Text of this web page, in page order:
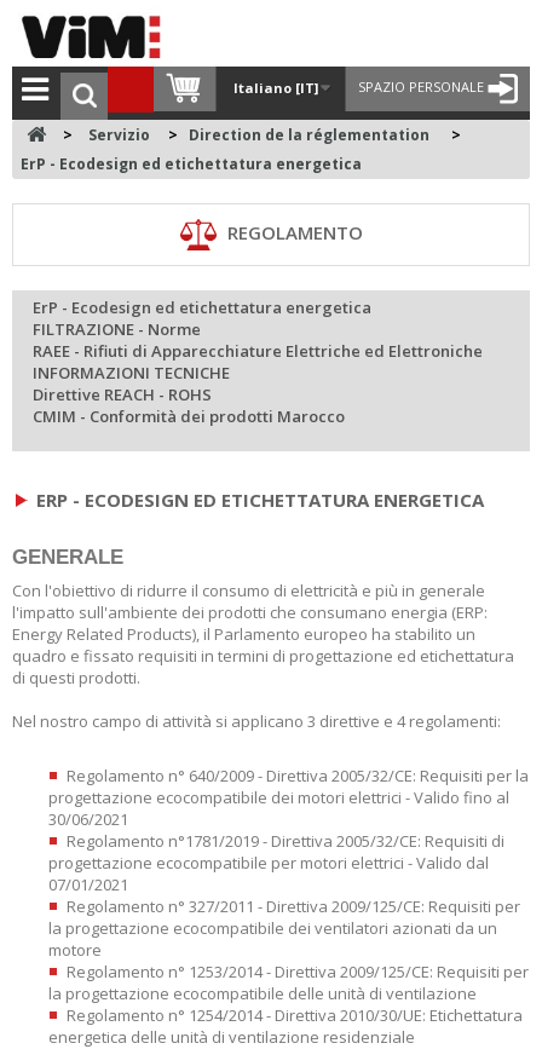
SPAZIO PERSONALE
Italiano [IT]
> Servizio > Direction de la réglementation
>
ErP - Ecodesign ed etichettatura energetica
REGOLAMENTO
ErP - Ecodesign ed etichettatura energetica
FILTRAZIONE - Norme
RAEE - Rifiuti di Apparecchiature Elettriche ed Elettroniche
INFORMAZIONI TECNICHE
Direttive REACH - ROHS
CMIM - Conformità dei prodotti Marocco
ERP - ECODESIGN ED ETICHETTATURA ENERGETICA
GENERALE
Con l'obiettivo di ridurre il consumo di elettricità e più in generale
l'impatto sull'ambiente dei prodotti che consumano energia (ERP:
Energy Related Products), il Parlamento europeo ha stabilito un
quadro e fissato requisiti in termini di progettazione ed etichettatura
di questi prodotti.
Nel nostro campo di attività si applicano 3 direttive e 4 regolamenti:
Regolamento n° 640/2009 - Direttiva 2005/32/CE: Requisiti per la
progettazione ecocompatibile dei motori elettrici - Valido fino al
30/06/2021
Regolamento n°1781/2019 - Direttiva 2005/32/CE: Requisiti di
progettazione ecocompatibile per motori elettrici - Valido dal
07/01/2021
Regolamento n° 327/2011 - Direttiva 2009/125/CE: Requisiti per
la progettazione ecocompatibile dei ventilatori azionati da un
motore
Regolamento n° 1253/2014 - Direttiva 2009/125/CE: Requisiti per
la progettazione ecocompatibile delle unità di ventilazione
Regolamento n° 1254/2014 - Direttiva 2010/30/UE: Etichettatura
energetica delle unità di ventilazione residenziale